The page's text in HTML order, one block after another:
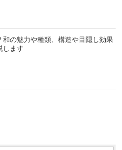
和の魅力や種類、構造や目隠し効果
します